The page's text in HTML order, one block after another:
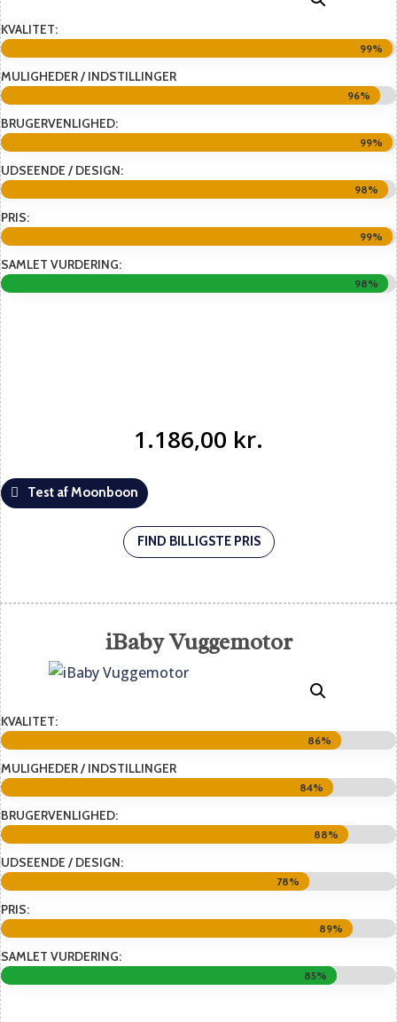
KVALITET:
99%
99%
MULIGHEDER / INDSTILLINGER
96%
96%
BRUGERVENLIGHED:
99%
99%
UDSEENDE / DESIGN:
98%
98%
PRIS:
99%
99%
SAMLET VURDERING:
98%
98%
1.186,00 kr.
Test af Moonboon
FIND BILLIGSTE PRIS
iBaby Vuggemotor
KVALITET:
86%
86%
MULIGHEDER / INDSTILLINGER
84%
84%
BRUGERVENLIGHED:
88%
88%
UDSEENDE / DESIGN:
78%
78%
PRIS:
89%
89%
SAMLET VURDERING:
85%
85%